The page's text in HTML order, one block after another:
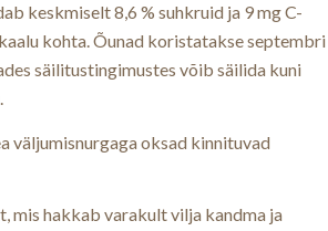
keskmiselt 8,6 % suhkruid ja 9 mg C-
kohta. Õunad koristatakse septembri
säilitustingimustes võib säilida kuni
väljumisnurgaga oksad kinnituvad
mis hakkab varakult vilja kandma ja